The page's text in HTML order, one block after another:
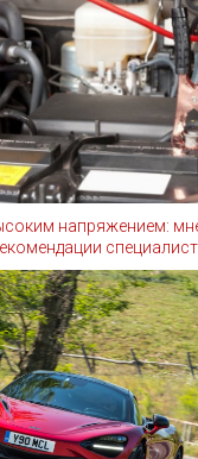
напряжением: